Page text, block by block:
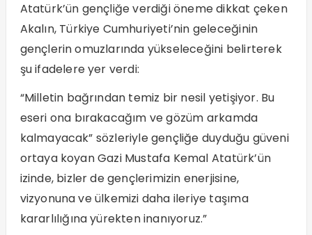
Atatürk’ün gençliğe verdiği öneme dikkat çeken
Akalın, Türkiye Cumhuriyeti’nin geleceğinin
gençlerin omuzlarında yükseleceğini belirterek
şu ifadelere yer verdi:
“Milletin bağrından temiz bir nesil yetişiyor. Bu
eseri ona bırakacağım ve gözüm arkamda
kalmayacak” sözleriyle gençliğe duyduğu güveni
ortaya koyan Gazi Mustafa Kemal Atatürk’ün
izinde, bizler de gençlerimizin enerjisine,
vizyonuna ve ülkemizi daha ileriye taşıma
kararlılığına yürekten inanıyoruz.”